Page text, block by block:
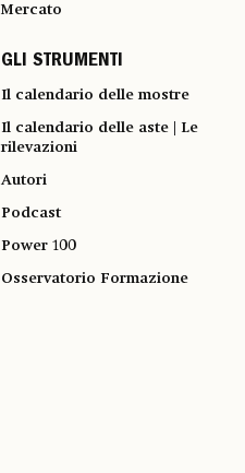
Mercato
GLI STRUMENTI
Il calendario delle mostre
Il calendario delle aste | Le
rilevazioni
Autori
Podcast
Power 100
Osservatorio Formazione